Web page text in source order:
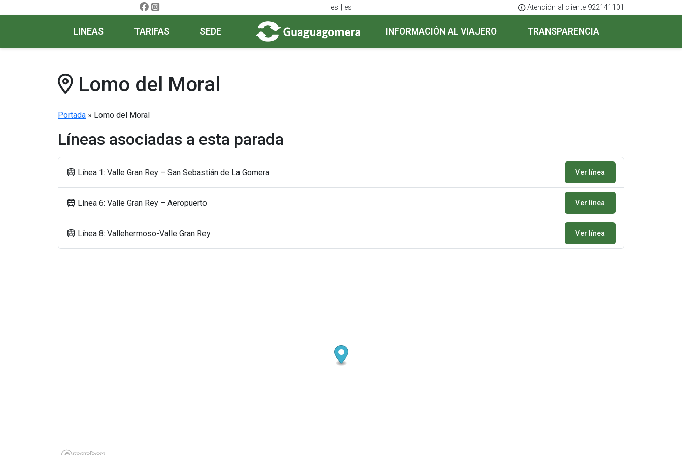
es | es Atención al cliente 922141101
LINEAS TARIFAS SEDE INFORMACIÓN AL VIAJERO TRANSPARENCIA
Lomo del Moral
Portada » Lomo del Moral
Líneas asociadas a esta parada
Línea 1: Valle Gran Rey – San Sebastián de La Gomera Ver línea
Línea 6: Valle Gran Rey – Aeropuerto Ver línea
Línea 8: Vallehermoso-Valle Gran Rey Ver línea